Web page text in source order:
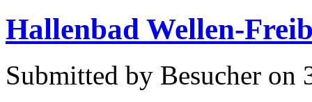
Hallenbad Wellen-
Submitted by Besucher on